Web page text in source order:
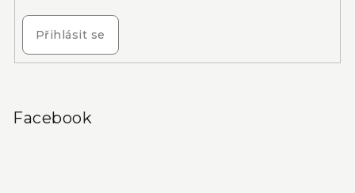
Přihlásit se
Facebook